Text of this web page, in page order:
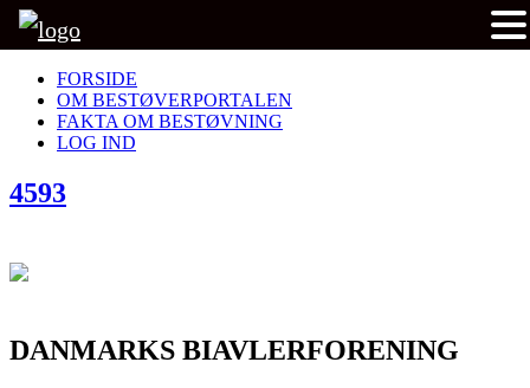
FORSIDE
OM BESTØVERPORTALEN
FAKTA OM BESTØVNING
LOG IND
4593
DANMARKS BIAVLERFORENING